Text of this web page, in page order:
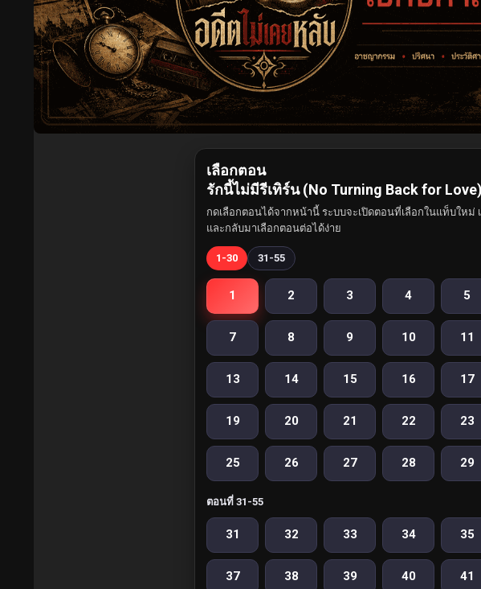
เลือกตอน
รักนี้ไม่มีรีเทิร์น (No Turning Back for Love)
กดเลือกตอนได้จากหน้านี้ ระบบจะเปิดตอนที่เลือกในแท็บใหม่
และกลับมาเลือกตอนต่อได้ง่าย
1-30 31-55
1 2 3 4 5
7 8 9 10 11
13 14 15 16 17
19 20 21 22 23
25 26 27 28 29
ตอนที่ 31-55
31 32 33 34 35
37 38 39 40 41